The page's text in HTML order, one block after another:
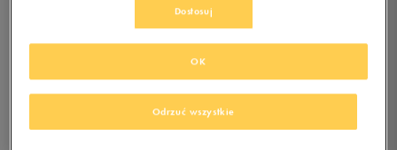
KLUBIE 50 STYLE
Produkt niedostępny
Jeśli artykuł będzie ponownie dostępny, otrzymasz od nas powiadomienie.
Dostosuj
Odrzuć wszystkie
OK